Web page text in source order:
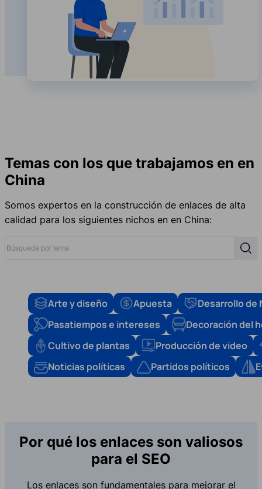
Temas con los que trabajamos en en
China
Somos expertos en la construcción de enlaces de alta
calidad para los siguientes nichos en en China:
Búsqueda por tema
Arte y diseño Apuesta
Desarrollo de
Pasatiempos e intereses
Decoración del
Cultivo de plantas
Producción de video
Noticias políticas
Partidos políticos
Por qué los enlaces son valiosos
para el SEO
Los enlaces son fundamentales para mejorar el